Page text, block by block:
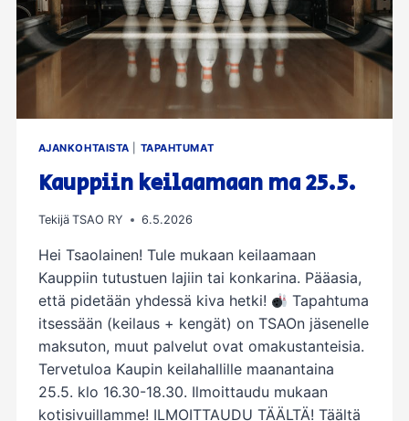
AJANKOHTAISTA TAPAHTUMAT
Kauppiin keilaamaan ma 25.5.
Tekijä TSAO RY 6.5.2026
Hei Tsaolainen! Tule mukaan keilaamaan
Kauppiin tutustuen lajiin tai konkarina. Pääasia,
että pidetään yhdessä kiva hetki!
Tapahtuma
itsessään (keilaus + kengät) on TSAOn jäsenelle
maksuton, muut palvelut ovat omakustanteisia.
Tervetuloa Kaupin keilahallille maanantaina
25.5. klo 16.30-18.30. Ilmoittaudu mukaan
kotisivuillamme! ILMOITTAUDU TÄÄLTÄ! Täältä